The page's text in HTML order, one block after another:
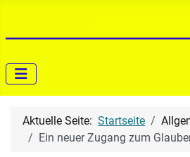
Aktuelle Seite: Startseite
Ein neuer Zugang zum